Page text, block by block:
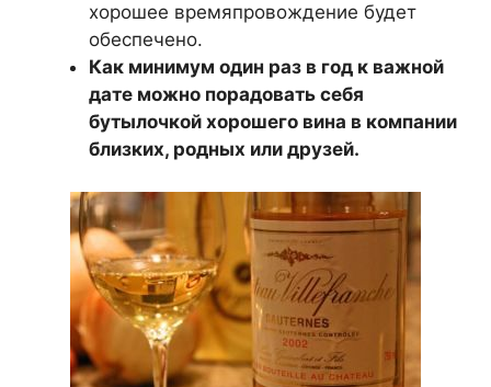
хорошее времяпровождение будет
обеспечено.
Как минимум один раз в год к важной
дате можно порадовать себя
бутылочкой хорошего вина в компании
близких, родных или друзей.